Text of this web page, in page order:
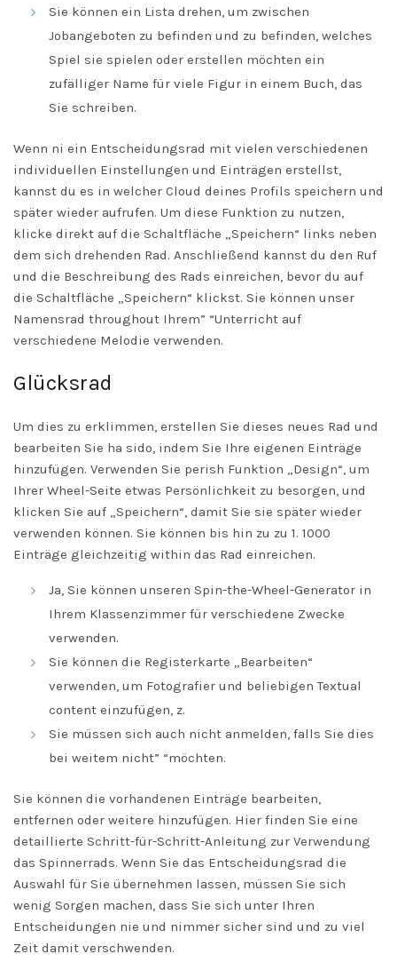
Sie können ein Lista drehen, um zwischen
Jobangeboten zu befinden und zu befinden, welches
Spiel sie spielen oder erstellen möchten ein
zufälliger Name für viele Figur in einem Buch, das
Sie schreiben.
Wenn ni ein Entscheidungsrad mit vielen verschiedenen
individuellen Einstellungen und Einträgen erstellst,
kannst du es in welcher Cloud deines Profils speichern und
später wieder aufrufen. Um diese Funktion zu nutzen,
klicke direkt auf die Schaltfläche „Speichern“ links neben
dem sich drehenden Rad. Anschließend kannst du den Ruf
und die Beschreibung des Rads einreichen, bevor du auf
die Schaltfläche „Speichern“ klickst. Sie können unser
Namensrad throughout Ihrem” “Unterricht auf
verschiedene Melodie verwenden.
Glücksrad
Um dies zu erklimmen, erstellen Sie dieses neues Rad und
bearbeiten Sie ha sido, indem Sie Ihre eigenen Einträge
hinzufügen. Verwenden Sie perish Funktion „Design“, um
Ihrer Wheel-Seite etwas Persönlichkeit zu besorgen, und
klicken Sie auf „Speichern“, damit Sie sie später wieder
verwenden können. Sie können bis hin zu zu 1. 1000
Einträge gleichzeitig within das Rad einreichen.
Ja, Sie können unseren Spin-the-Wheel-Generator in
Ihrem Klassenzimmer für verschiedene Zwecke
verwenden.
Sie können die Registerkarte „Bearbeiten“
verwenden, um Fotografier und beliebigen Textual
content einzufügen, z.
Sie müssen sich auch nicht anmelden, falls Sie dies
bei weitem nicht” “möchten.
Sie können die vorhandenen Einträge bearbeiten,
entfernen oder weitere hinzufügen. Hier finden Sie eine
detaillierte Schritt-für-Schritt-Anleitung zur Verwendung
das Spinnerrads. Wenn Sie das Entscheidungsrad die
Auswahl für Sie übernehmen lassen, müssen Sie sich
wenig Sorgen machen, dass Sie sich unter Ihren
Entscheidungen nie und nimmer sicher sind und zu viel
Zeit damit verschwenden.